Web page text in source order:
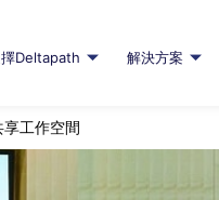
Deltapath 解決方案
工作空間